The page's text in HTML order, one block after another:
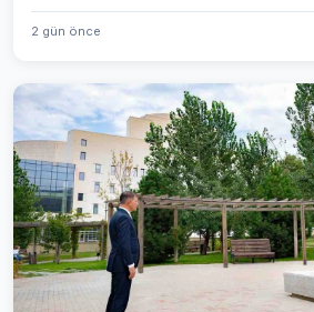
2 gün önce